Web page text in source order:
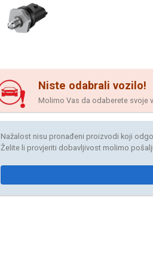
Niste odabrali vozilo!
Molimo Vas da odaberete svoje
Nažalost nisu pronađeni proizvodi koji
Želite li provjeriti dobavljivost molimo